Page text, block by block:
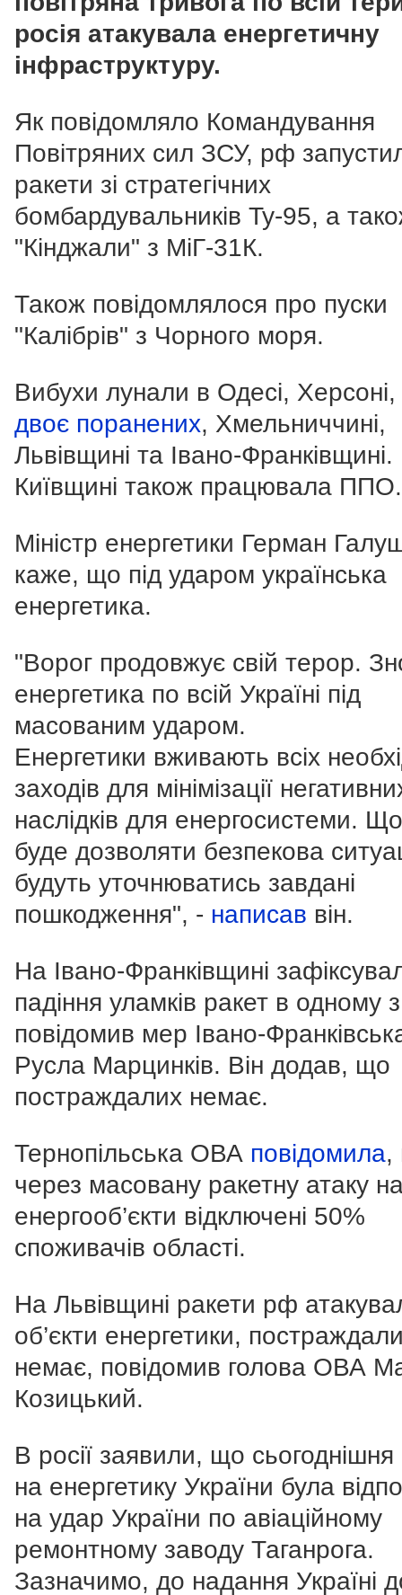
росія атакувала енергетичну
інфраструктуру.
Як повідомляло Командування
Повітряних сил ЗСУ, рф
ракети зі стратегічних
бомбардувальників Ту-95, а
"Кінджали" з МіГ-31К.
Також повідомлялося про пуски
"Калібрів" з Чорного моря.
Вибухи лунали в Одесі,
двоє поранених, Хмельниччині,
Львівщині та Івано-
Київщині також працювала ППО.
Міністр енергетики Герман
каже, що під ударом українська
енергетика.
"Ворог продовжує свій терор.
енергетика по всій Україні під
масованим ударом.
Енергетики вживають всіх
заходів для мінімізації
наслідків для енергосистеми.
буде дозволяти безпекова
будуть уточнюватись завдані
пошкодження", - написав він.
На Івано-Франківщині
падіння уламків ракет в одному з
повідомив мер Івано-
Русла Марцинків. Він додав, що
постраждалих немає.
Тернопільська ОВА повідомила,
через масовану ракетну атаку
енергооб’єкти відключені 50%
споживачів області.
На Львівщині ракети рф
об’єкти енергетики,
немає, повідомив голова ОВА
Козицький.
В росії заявили, що сьогоднішня
на енергетику України була
на удар України по авіаційному
ремонтному заводу Таганрога.
Зазначимо, до надання Україні